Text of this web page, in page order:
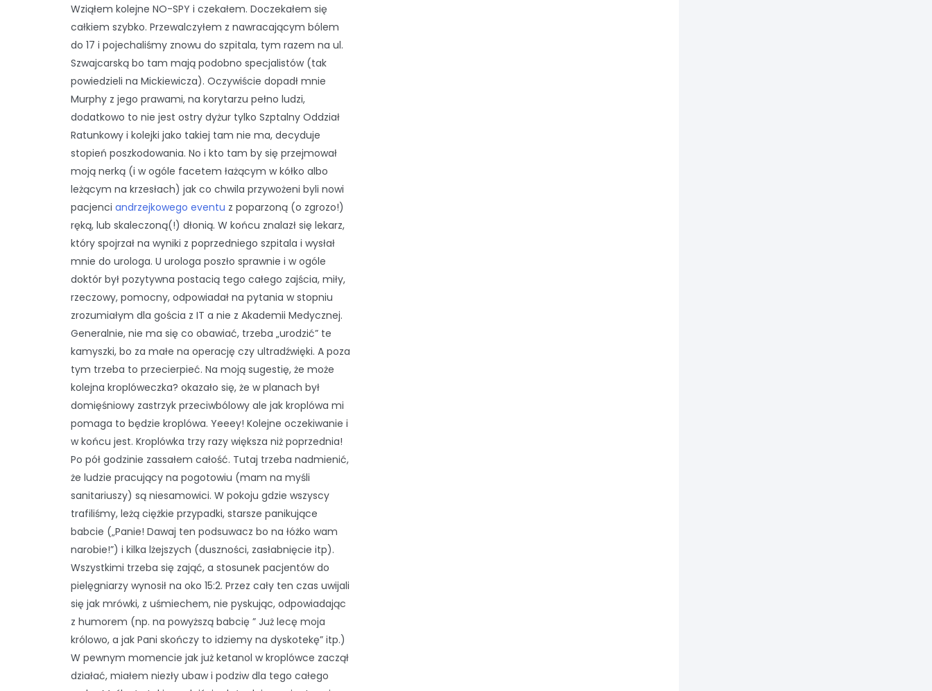
Wziąłem kolejne NO-SPY i czekałem. Doczekałem się
całkiem szybko. Przewalczyłem z nawracającym bólem
do 17 i pojechaliśmy znowu do szpitala, tym razem na ul.
Szwajcarską bo tam mają podobno specjalistów (tak
powiedzieli na Mickiewicza). Oczywiście dopadł mnie
Murphy z jego prawami, na korytarzu pełno ludzi,
dodatkowo to nie jest ostry dyżur tylko Szptalny Oddział
Ratunkowy i kolejki jako takiej tam nie ma, decyduje
stopień poszkodowania. No i kto tam by się przejmował
moją nerką (i w ogóle facetem łażącym w kółko albo
leżącym na krzesłach) jak co chwila przywożeni byli nowi
pacjenci andrzejkowego eventu z poparzoną (o zgrozo!)
ręką, lub skaleczoną(!) dłonią. W końcu znalazł się lekarz,
który spojrzał na wyniki z poprzedniego szpitala i wysłał
mnie do urologa. U urologa poszło sprawnie i w ogóle
doktór był pozytywna postacią tego całego zajścia, miły,
rzeczowy, pomocny, odpowiadał na pytania w stopniu
zrozumiałym dla gościa z IT a nie z Akademii Medycznej.
Generalnie, nie ma się co obawiać, trzeba „urodzić” te
kamyszki, bo za małe na operację czy ultradźwięki. A poza
tym trzeba to przecierpieć. Na moją sugestię, że może
kolejna kroplóweczka? okazało się, że w planach był
domięśniowy zastrzyk przeciwbólowy ale jak kroplówa mi
pomaga to będzie kroplówa. Yeeey! Kolejne oczekiwanie i
w końcu jest. Kroplówka trzy razy większa niż poprzednia!
Po pół godzinie zassałem całość. Tutaj trzeba nadmienić,
że ludzie pracujący na pogotowiu (mam na myśli
sanitariuszy) są niesamowici. W pokoju gdzie wszyscy
trafiliśmy, leżą ciężkie przypadki, starsze panikujące
babcie („Panie! Dawaj ten podsuwacz bo na łóżko wam
narobie!”) i kilka lżejszych (duszności, zasłabnięcie itp).
Wszystkimi trzeba się zająć, a stosunek pacjentów do
pielęgniarzy wynosił na oko 15:2. Przez cały ten czas uwijali
się jak mrówki, z uśmiechem, nie pyskując, odpowiadając
z humorem (np. na powyższą babcię ” Już lecę moja
królowo, a jak Pani skończy to idziemy na dyskotekę” itp.)
W pewnym momencie jak już ketanol w kroplówce zaczął
działać, miałem niezły ubaw i podziw dla tego całego